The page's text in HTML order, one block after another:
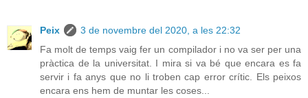
Peix
3 de novembre del 2020, a les 22:32
Fa molt de temps vaig fer un compilador i no va ser per una
pràctica de la universitat. I mira si va bé que encara es fa
servir i fa anys que no li troben cap error crític. Els peixos
encara ens hem de muntar les coses...